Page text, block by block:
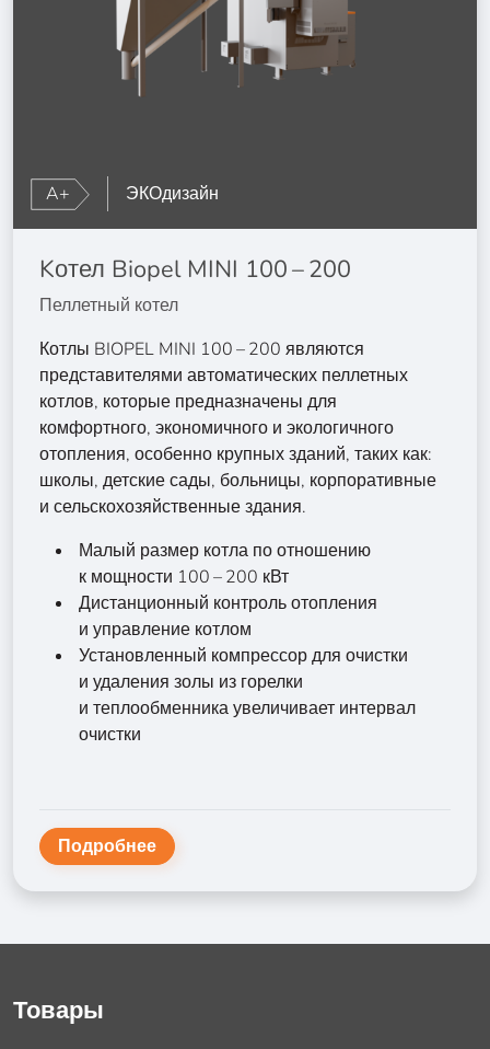
A+ ЭКОдизайн
Kотел Biopel MINI 100 – 200
Пеллетный котел
Котлы BIOPEL MINI 100 – 200 являются
представителями автоматических пеллетных
котлов, которые предназначены для
комфортного, экономичного и экологичного
отопления, особенно крупных зданий, таких как:
школы, детские сады, больницы, корпоративные
и сельскохозяйственные здания.
Малый размер котла по отношению
к мощности 100 – 200 кВт
Дистанционный контроль отопления
и управление котлом
Установленный компрессор для очистки
и удаления золы из горелки
и теплообменника увеличивает интервал
очистки
Подробнее
Товары